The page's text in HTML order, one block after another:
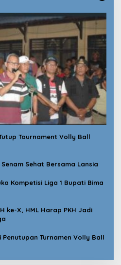
Tournament Volly Ball
Sehat Bersama Lansia
Kompetisi Liga 1 Bupati Bima
ke-X, HML Harap PKH Jadi
Turnamen Volly Ball